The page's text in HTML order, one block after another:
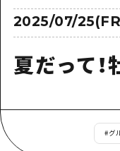
学
歴
自然
宮
山
日
半日
山
愛
島
施
手
お問い合
事業者・
2025/07/
夏だって
#グ